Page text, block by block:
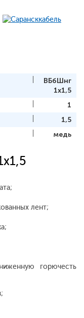
ВБбШнг
1x1,5
1
1,5
медь
лент;
горючесть